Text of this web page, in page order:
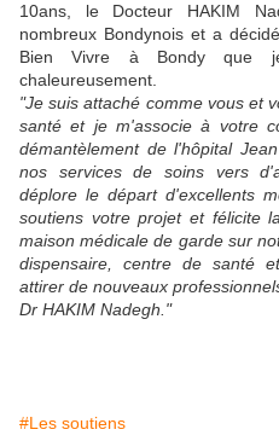
10ans, le Docteur HAKIM
nombreux Bondynois et a
Bien Vivre à Bondy que
chaleureusement.
"Je suis attaché comme vous et
santé et je m'associe à votre
démantèlement de l'hôpital
nos services de soins vers
déplore le départ d'excellents
soutiens votre projet et félicite
maison médicale de garde sur
dispensaire, centre de santé
attirer de nouveaux
Dr HAKIM Nadegh."
#Les soutiens